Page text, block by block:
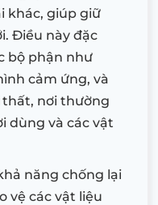
khác, giúp giữ
Điều này đặc
bộ phận như
cảm ứng, và
nơi thường
dùng và các vật
năng chống lại
vệ các vật liệu